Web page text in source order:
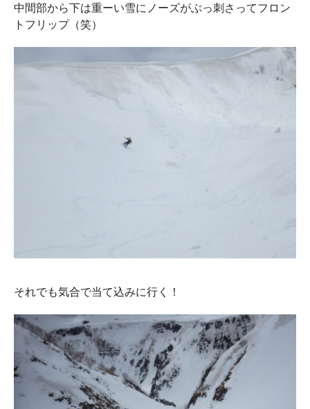
中間部から下は重ーい雪にノーズがぶっ刺さってフロン
トフリップ（笑）
それでも気合で当て込みに行く！